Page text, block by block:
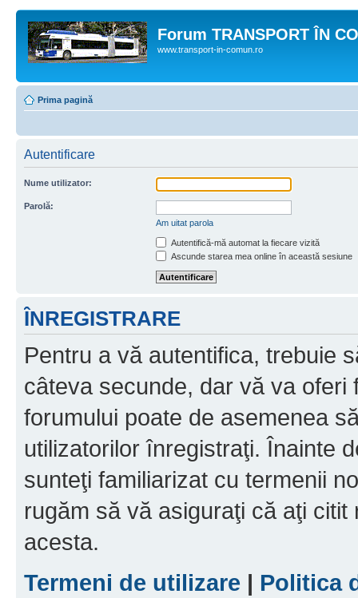
Forum TRANSPORT ÎN
www.transport-in-comun.ro
Prima pagină
Autentificare
Nume utilizator:
Parolă:
Am uitat parola
Autentifică-mă automat la fiecare vizită
Ascunde starea mea online în această sesiune
ÎNREGISTRARE
Pentru a vă autentifica, trebuie
câteva secunde, dar vă va oferi
forumului poate de asemenea
utilizatorilor înregistraţi. Înainte
sunteţi familiarizat cu termenii
rugăm să vă asiguraţi că aţi
acesta.
Termeni de utilizare | Politica